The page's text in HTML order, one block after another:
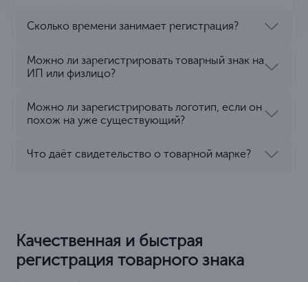
Сколько времени занимает регистрация?
Можно ли зарегистрировать товарный знак на
ИП или физлицо?
Можно ли зарегистрировать логотип, если он
похож на уже существующий?
Что даёт свидетельство о товарной марке?
Качественная и быстрая
регистрация товарного знака